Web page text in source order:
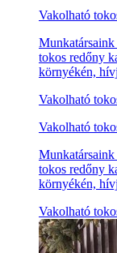
Vakolható
tokos redőny
környékén,
Vakolható
Vakolható
tokos redőny
környékén,
Vakolható